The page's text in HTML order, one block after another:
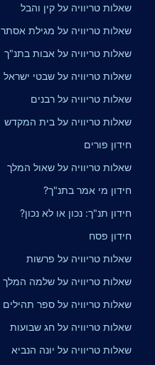
שאלות טריוויה על קין והבל
שאלות טריוויה על מגילת אסתר
שאלות טריוויה על אבות בתנ"ך
שאלות טריוויה על שבטי ישראל
שאלות טריוויה על רבנים
שאלות טריוויה על בית המקדש
חידון פורים
שאלות טריוויה על שאול המלך
חידון מי אמר בתנ"ך?
חידון תנ"ך: נכון או לא נכון?
חידון פסח
שאלות טריוויה על פרשות
שאלות טריוויה על שלמה המלך
שאלות טריוויה על ספר תהילים
שאלות טריוויה על חג שבועות
שאלות טריוויה על יונה הנביא